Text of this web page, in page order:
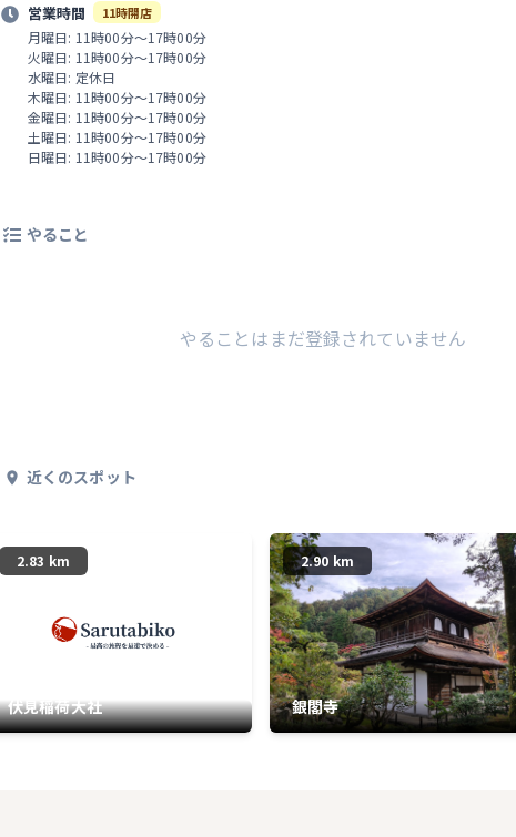
営業時間 11時開店
月曜日: 11時00分～17時00分
火曜日: 11時00分～17時00分
水曜日: 定休日
木曜日: 11時00分～17時00分
金曜日: 11時00分～17時00分
土曜日: 11時00分～17時00分
日曜日: 11時00分～17時00分
やること
やることはまだ登録されていません
近くのスポット
2.83 km
伏見稲荷大社
2.90 km
銀閣寺